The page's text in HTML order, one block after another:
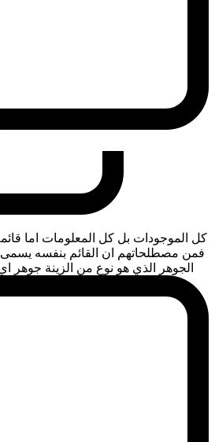
كل الموجودات بل كل المعلومات اما
فمن مصطلحاتهم ان القائم بنفسه
الجوهر الذي هو نوع من الزينة جوهر